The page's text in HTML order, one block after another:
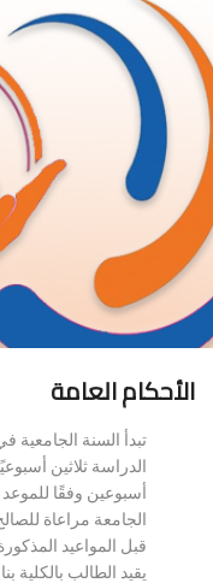
الأحكام العامة
تبدأ السنة
الدراسة ثلاثين
أسبوعين وفقًا
الجامعة مراعاة
قبل المواعيد
يقيد الطالب بالكلية